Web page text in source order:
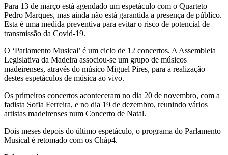
Para 13 de março está agendado um espetáculo com o Quarteto
Pedro Marques, mas ainda não está garantida a presença de público.
Esta é uma medida preventiva para evitar o risco de potencial de
transmissão da Covid-19.
O ‘Parlamento Musical’ é um ciclo de 12 concertos. A Assembleia
Legislativa da Madeira associou-se um grupo de músicos
madeirenses, através do músico Miguel Pires, para a realização
destes espetáculos de música ao vivo.
Os primeiros concertos aconteceram no dia 20 de novembro, com a
fadista Sofia Ferreira, e no dia 19 de dezembro, reunindo vários
artistas madeirenses num Concerto de Natal.
Dois meses depois do último espetáculo, o programa do Parlamento
Musical é retomado com os Cháp4.